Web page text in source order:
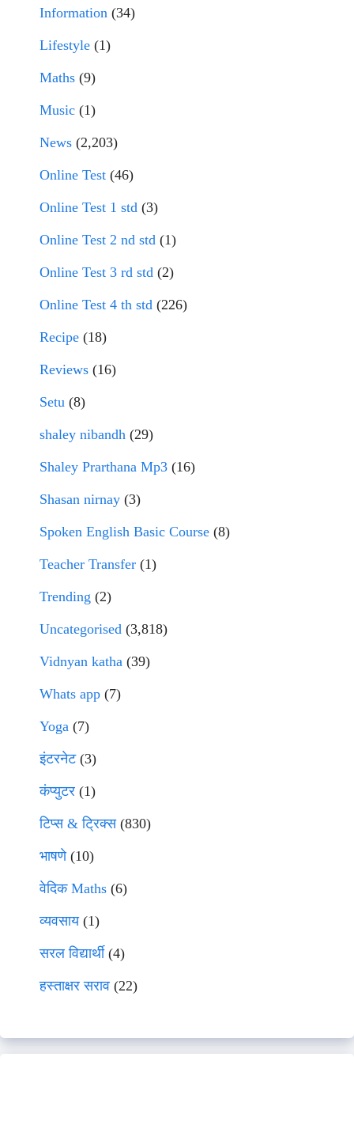
Information (34)
Lifestyle (1)
Maths (9)
Music (1)
News (2,203)
Online Test (46)
Online Test 1 std (3)
Online Test 2 nd std (1)
Online Test 3 rd std (2)
Online Test 4 th std (226)
Recipe (18)
Reviews (16)
Setu (8)
shaley nibandh (29)
Shaley Prarthana Mp3 (16)
Shasan nirnay (3)
Spoken English Basic Course (8)
Teacher Transfer (1)
Trending (2)
Uncategorised (3,818)
Vidnyan katha (39)
Whats app (7)
Yoga (7)
इंटरनेट(3)
कंप्युटर (1)
टिप्स & ट्रिक्स(830)
भाषणे(10)
वेदिक Maths (6)
व्यवसाय(1)
सरल विद्यार्थी(4)
हस्ताक्षर सराव (22)